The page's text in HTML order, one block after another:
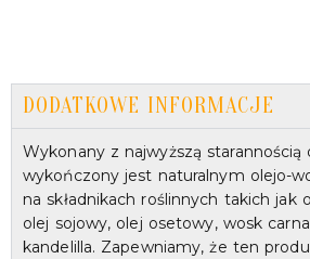
DODATKOWE INFORMACJE
Wykonany z najwyższą starannością
wykończony jest naturalnym olejo-
na składnikach roślinnych takich jak
olej sojowy, olej osetowy, wosk
kandelilla. Zapewniamy, że ten